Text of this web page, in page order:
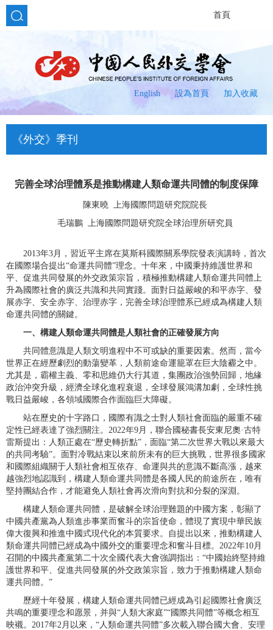
English 設為首頁 加入收藏
首頁
《外交》季刊
完善全球治理體系是推動構建人類命運共同體的制度保障
陳東曉 上海國際問題研究院院長
毛瑞鵬 上海國際問題研究院全球治理所研究員
2013年3月，習近平主席在莫斯科國際關系學院發表演講時，首次
在國際場合提出“命運共同體”理念。十年來，中國秉持維護世界和
平、促進共同發展的外交政策宗旨，積極推動構建人類命運共同體上
升為國際社會的廣泛共識和共同實踐。面對日益嚴峻的和平赤字、發
展赤字、安全赤字、治理赤字，完善全球治理體系已經成為構建人類
命運共同體的關鍵。
一、構建人類命運共同體是人類社會的正確發展方向
共同體意識是人類文明進程中不可或缺的重要因素。然而，當今
世界正在經歷劇烈的動蕩變革，人類前途命運籠罩在巨大陰霾之中。
尤其是，霸權主義、零和思維仍大行其道，集團政治強勢回歸，地緣
政治沖突升級，經濟全球化進程衰退，全球發展鴻溝加劇，全球性挑
戰日益嚴峻，各領域國際合作面臨巨大障礙。
站在歷史的十字路口，國際有識之士對人類社會面臨的嚴重不確
定性已經表達了強烈關注。2022年9月，聯合國秘書長安東尼奧·古特
雷斯提出：人類正處在“歷史轉折點”，面臨“第二次世界大戰以來最大
的共同考驗”。面對冷戰結束以來前所未有的巨大挑戰，世界很多國家
和國際組織關于人類社會相互依存、命運與共的意識不斷高漲，越來
越強烈地認識到，構建人類命運共同體是各國人民的前途所在，唯有
堅持團結合作，才能避免人類社會再次滑向對抗和分裂的深淵。
構建人類命運共同體，是破解全球治理難題的中國方案，彰顯了
中國共產黨為人類進步事業而奮斗的宗旨使命，體現了實現中華民族
偉大復興和推進中國式現代化的本質要求。自提出以來，推動構建人
類命運共同體已經成為中國外交的重要理念和奮斗目標。2022年10月
召開的中國共產黨第二十次全國代表大會強調指出：“中國始終堅持維
護世界和平、促進共同發展的外交政策宗旨，致力于推動構建人類命
運共同體。”
歷經十年發展，構建人類命運共同體已經成為引起國際社會廣泛
共鳴的重要理念和愿景，并與“人類大家庭”“國際共同體”等概念相互
映襯。2017年2月以來，“人類命運共同體”多次載入聯合國大會、安理